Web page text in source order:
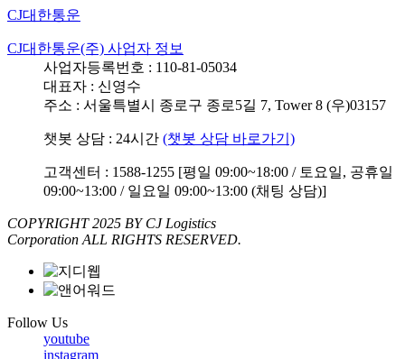
CJ대한통운
CJ대한통운(주) 사업자 정보
사업자등록번호 : 110-81-05034
대표자 : 신영수
주소 : 서울특별시 종로구 종로5길 7, Tower 8 (우)03157
챗봇 상담 : 24시간 (챗봇 상담 바로가기)
고객센터 : 1588-1255 [평일 09:00~18:00 / 토요일, 공휴일
09:00~13:00 / 일요일 09:00~13:00 (채팅 상담)]
COPYRIGHT 2025 BY CJ Logistics
Corporation ALL RIGHTS RESERVED.
Follow Us
youtube
instagram